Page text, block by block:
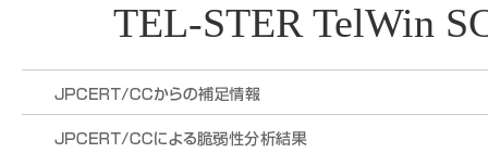
TEL-STER TelWin